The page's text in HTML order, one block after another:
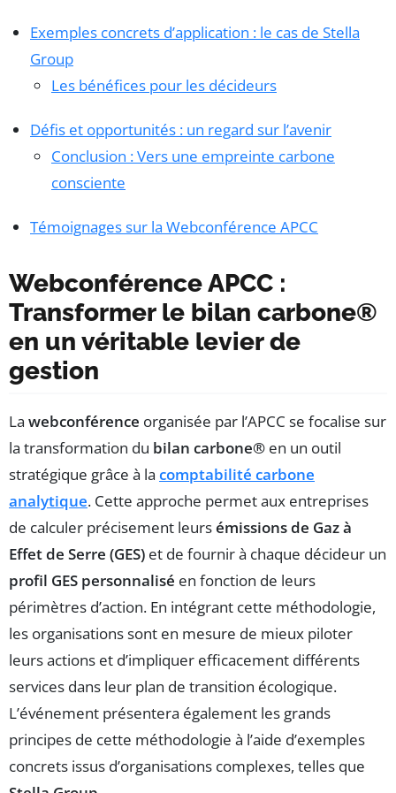
Exemples concrets d’application : le cas de Stella
Group
Les bénéfices pour les décideurs
Défis et opportunités : un regard sur l’avenir
Conclusion : Vers une empreinte carbone
consciente
Témoignages sur la Webconférence APCC
Webconférence APCC :
Transformer le bilan carbone®
en un véritable levier de
gestion
La webconférence organisée par l’APCC se focalise sur
la transformation du bilan carbone® en un outil
stratégique grâce à la comptabilité carbone
analytique. Cette approche permet aux entreprises
de calculer précisement leursémissions de Gaz à
Effet de Serre (GES) et de fournir à chaque décideur un
profil GES personnalisé en fonction de leurs
périmètres d’action. En intégrant cette méthodologie,
les organisations sont en mesure de mieux piloter
leurs actions et d’impliquer efficacement différents
services dans leur plan de transition écologique.
L’événement présentera également les grands
principes de cette méthodologie à l’aide d’exemples
concrets issus d’organisations complexes, telles que